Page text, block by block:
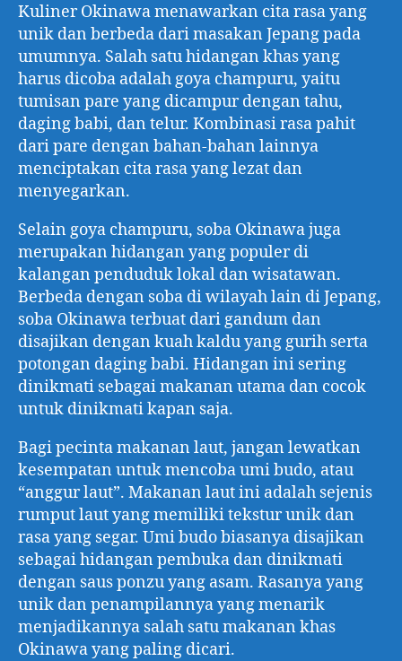
Kuliner Okinawa menawarkan cita rasa yang
unik dan berbeda dari masakan Jepang pada
umumnya. Salah satu hidangan khas yang
harus dicoba adalah goya champuru, yaitu
tumisan pare yang dicampur dengan tahu,
daging babi, dan telur. Kombinasi rasa pahit
dari pare dengan bahan-bahan lainnya
menciptakan cita rasa yang lezat dan
menyegarkan.
Selain goya champuru, soba Okinawa juga
merupakan hidangan yang populer di
kalangan penduduk lokal dan wisatawan.
Berbeda dengan soba di wilayah lain di Jepang,
soba Okinawa terbuat dari gandum dan
disajikan dengan kuah kaldu yang gurih serta
potongan daging babi. Hidangan ini sering
dinikmati sebagai makanan utama dan cocok
untuk dinikmati kapan saja.
Bagi pecinta makanan laut, jangan lewatkan
kesempatan untuk mencoba umi budo, atau
“anggur laut”. Makanan laut ini adalah sejenis
rumput laut yang memiliki tekstur unik dan
rasa yang segar. Umi budo biasanya disajikan
sebagai hidangan pembuka dan dinikmati
dengan saus ponzu yang asam. Rasanya yang
unik dan penampilannya yang menarik
menjadikannya salah satu makanan khas
Okinawa yang paling dicari.